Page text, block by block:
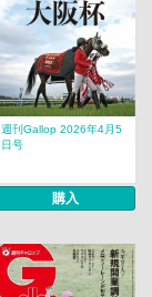
週刊Gallop 2026年4月5
日号
購入